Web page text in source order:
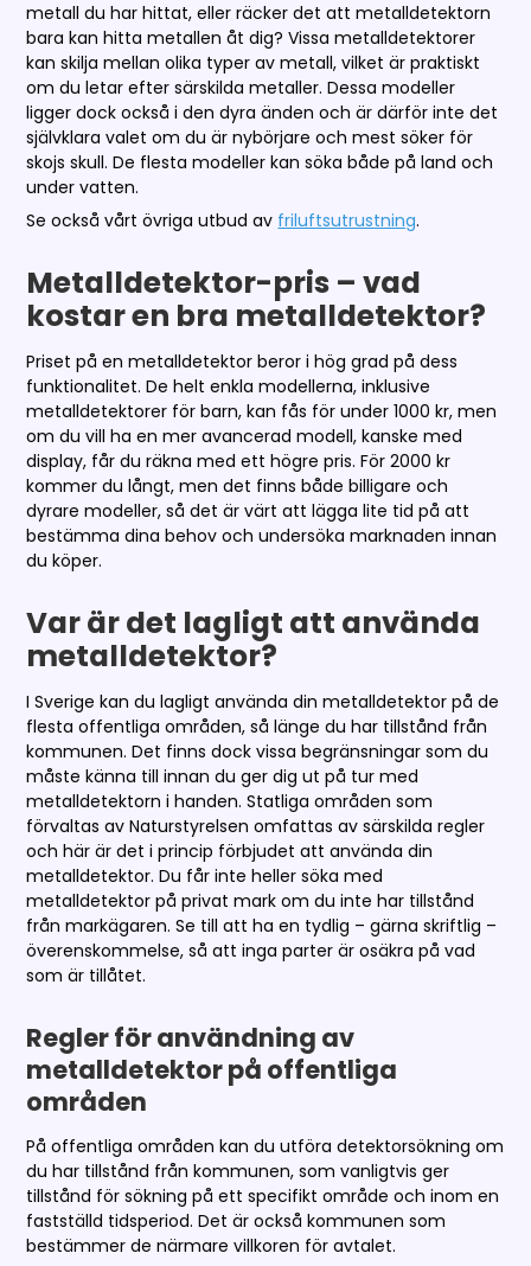
metall du har hittat, eller räcker det att metalldetektorn
bara kan hitta metallen åt dig? Vissa metalldetektorer
kan skilja mellan olika typer av metall, vilket är praktiskt
om du letar efter särskilda metaller. Dessa modeller
ligger dock också i den dyra änden och är därför inte det
självklara valet om du är nybörjare och mest söker för
skojs skull. De flesta modeller kan söka både på land och
under vatten.
Se också vårt övriga utbud av friluftsutrustning.
Metalldetektor-pris – vad
kostar en bra metalldetektor?
Priset på en metalldetektor beror i hög grad på dess
funktionalitet. De helt enkla modellerna, inklusive
metalldetektorer för barn, kan fås för under 1000 kr, men
om du vill ha en mer avancerad modell, kanske med
display, får du räkna med ett högre pris. För 2000 kr
kommer du långt, men det finns både billigare och
dyrare modeller, så det är värt att lägga lite tid på att
bestämma dina behov och undersöka marknaden innan
du köper.
Var är det lagligt att använda
metalldetektor?
I Sverige kan du lagligt använda din metalldetektor på de
flesta offentliga områden, så länge du har tillstånd från
kommunen. Det finns dock vissa begränsningar som du
måste känna till innan du ger dig ut på tur med
metalldetektorn i handen. Statliga områden som
förvaltas av Naturstyrelsen omfattas av särskilda regler
och här är det i princip förbjudet att använda din
metalldetektor. Du får inte heller söka med
metalldetektor på privat mark om du inte har tillstånd
från markägaren. Se till att ha en tydlig – gärna skriftlig –
överenskommelse, så att inga parter är osäkra på vad
som är tillåtet.
Regler för användning av
metalldetektor på offentliga
områden
På offentliga områden kan du utföra detektorsökning om
du har tillstånd från kommunen, som vanligtvis ger
tillstånd för sökning på ett specifikt område och inom en
fastställd tidsperiod. Det är också kommunen som
bestämmer de närmare villkoren för avtalet.